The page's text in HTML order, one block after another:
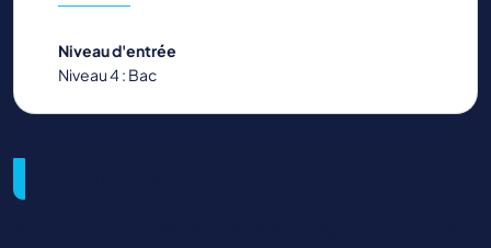
Niveau d'entrée
Niveau 4 : Bac